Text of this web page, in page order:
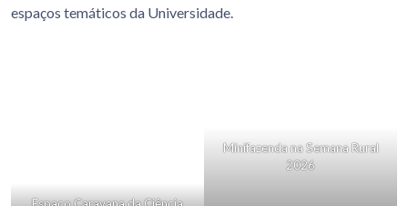
espaços temáticos da Universidade.
Minifazenda na Semana Rural
2026